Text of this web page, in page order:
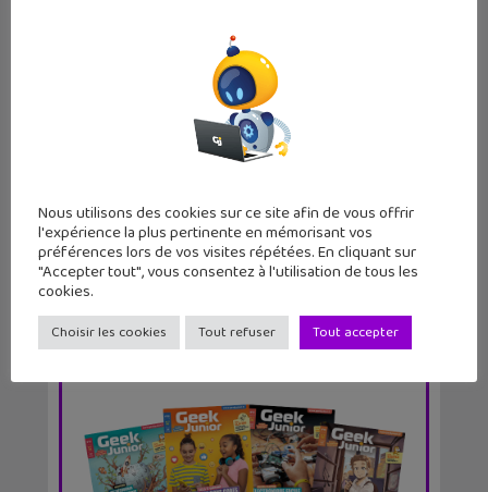
Sortie de l’artbook officiel L’art et la
Nous utilisons des cookies sur ce site afin de vous offrir
l'expérience la plus pertinente en mémorisant vos
préférences lors de vos visites répétées. En cliquant sur
"Accepter tout", vous consentez à l'utilisation de tous les
cookies.
Choisir les cookies Tout refuser Tout accepter